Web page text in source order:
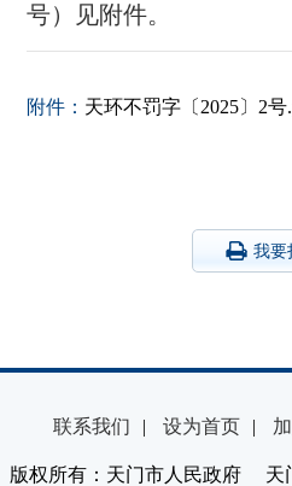
号）见附件。
附件： 天环不罚字〔2025〕2号
我要
联系我们 | 设为首页 |
版权所有：天门市人民政府 天